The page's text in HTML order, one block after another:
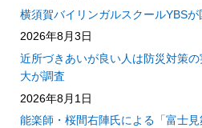
横須賀バイリンガルスクールYBS
2026年8月3日
近所づきあいが良い人は防災対策
大が調査
2026年8月1日
能楽師・桜間右陣氏による「富士